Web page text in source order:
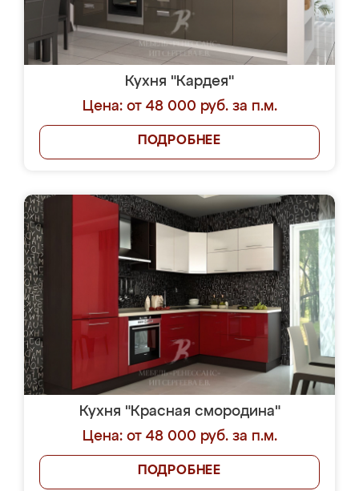
Кухня "Кардея"
Цена: от 48 000 руб. за п.м.
ПОДРОБНЕЕ
Кухня "Красная смородина"
Цена: от 48 000 руб. за п.м.
ПОДРОБНЕЕ